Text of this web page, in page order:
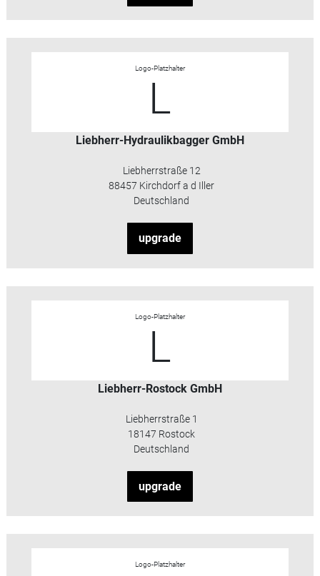
Logo-Platzhalter
L
Liebherr-Hydraulikbagger GmbH
Liebherrstraße 12
88457 Kirchdorf a d Iller
Deutschland
upgrade
Logo-Platzhalter
L
Liebherr-Rostock GmbH
Liebherrstraße 1
18147 Rostock
Deutschland
upgrade
Logo-Platzhalter